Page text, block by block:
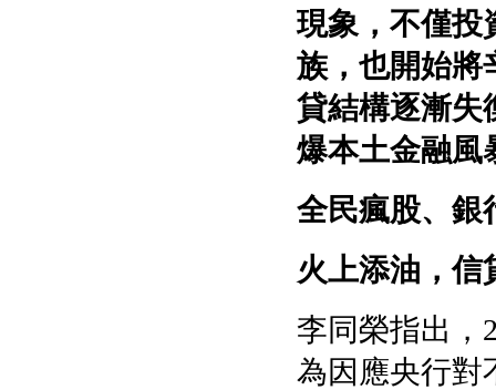
現象，不僅投
族，也開始將
貸結構逐漸失
爆本土金融風
全民瘋股、銀
火上添油，信
李同榮指出，
為因應央行對